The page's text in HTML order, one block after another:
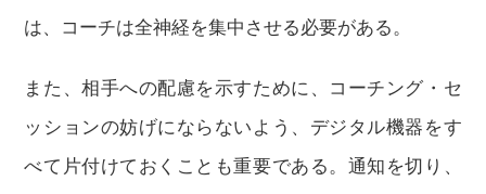
は、コーチは全神経を集中させる必要がある。
また、相手への配慮を示すために、コーチング・セ
ッションの妨げにならないよう、デジタル機器をす
べて片付けておくことも重要である。通知を切り、